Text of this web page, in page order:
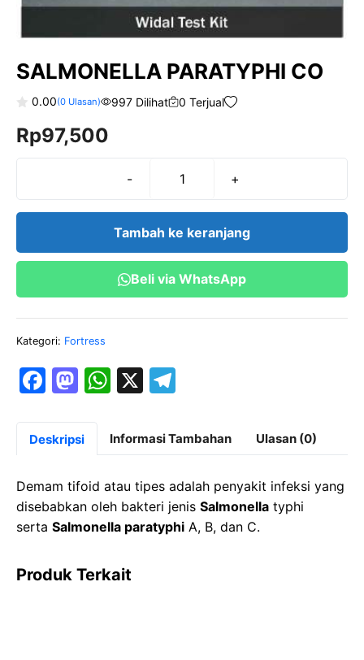
SALMONELLA PARATYPHI CO
o
u
0.00(0Ulasan) 997 Dilihat 0 Terjual
Rp97,500
-
Kuantitas
PARATYPHI
+
Tambah ke keranjang
Beli via WhatsApp
Kategori: Fortress
F
c
b
o
o
k
M
st
d
o
n
W
at
s
A
p
p
X
e
gr
a
m
Deskripsi Informasi Tambahan Ulasan (0)
Demam tifoid atau tipes adalah penyakit infeksi yang
disebabkan oleh bakteri jenis Salmonella typhi
serta Salmonella paratyphi A, B, dan C.
Produk Terkait